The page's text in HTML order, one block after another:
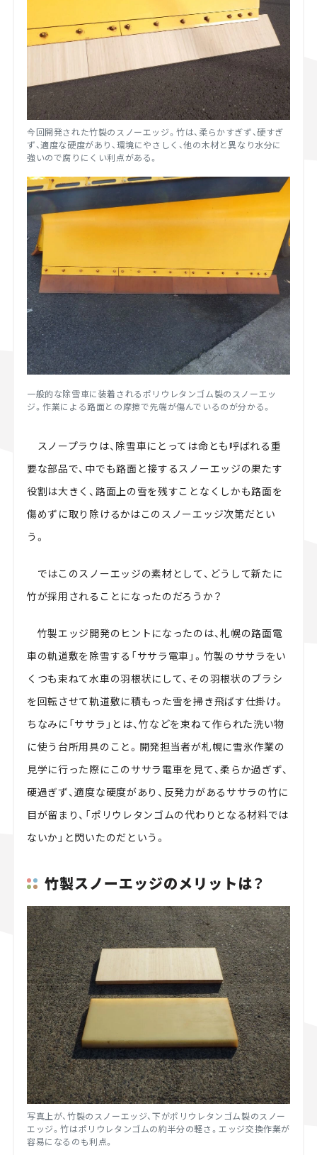
今回開発された竹製のスノーエッジ。竹は、柔らかすぎず、硬すぎ
ず、適度な硬度があり、環境にやさしく、他の木材と異なり水分に
強いので腐りにくい利点がある。
一般的な除雪車に装着されるポリウレタンゴム製のスノーエッ
ジ。作業による路面との摩擦で先端が傷んでいるのが分かる。
スノープラウは、除雪車にとっては命とも呼ばれる重
要な部品で、中でも路面と接するスノーエッジの果たす
役割は大きく、路面上の雪を残すことなくしかも路面を
傷めずに取り除けるかはこのスノーエッジ次第だとい
う。
ではこのスノーエッジの素材として、どうして新たに
竹が採用されることになったのだろうか？
竹製エッジ開発のヒントになったのは、札幌の路面電
車の軌道敷を除雪する「ササラ電車」。竹製のササラをい
くつも束ねて水車の羽根状にして、その羽根状のブラシ
を回転させて軌道敷に積もった雪を掃き飛ばす仕掛け。
ちなみに「ササラ」とは、竹などを束ねて作られた洗い物
に使う台所用具のこと。開発担当者が札幌に雪氷作業の
見学に行った際にこのササラ電車を見て、柔らか過ぎず、
硬過ぎず、適度な硬度があり、反発力があるササラの竹に
目が留まり、「ポリウレタンゴムの代わりとなる材料では
ないか」と閃いたのだという。
竹製スノーエッジのメリットは？
写真上が、竹製のスノーエッジ、下がポリウレタンゴム製のスノー
エッジ。竹はポリウレタンゴムの約半分の軽さ。エッジ交換作業が
容易になるのも利点。